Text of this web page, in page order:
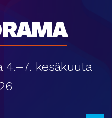
4.–7. kesäkuuta